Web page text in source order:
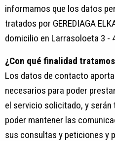
informamos que los datos
tratados por GEREDIAGA
domicilio en Larrasoloeta 3 -
¿Con qué finalidad
Los datos de contacto
necesarios para poder
el servicio solicitado, y
poder mantener las
sus consultas y peticiones y